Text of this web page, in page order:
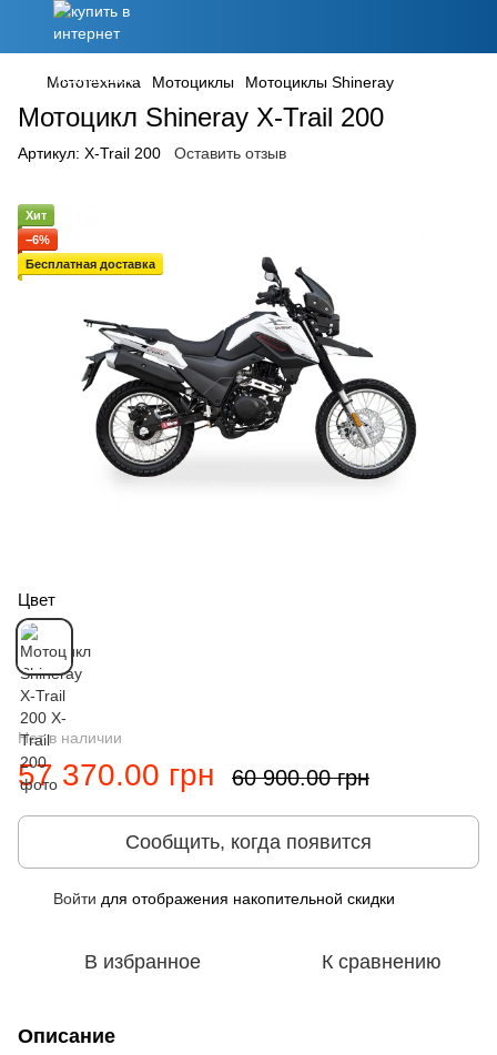
Мототехника Мотоциклы Мотоциклы Shineray
Мотоцикл Shineray X-Trail 200
Артикул: X-Trail 200 Оставить отзыв
Хит
−6%
Бесплатная доставка
Цвет
Нет в наличии
57 370.00 грн 60 900.00 грн
Сообщить, когда появится
Войти для отображения накопительной скидки
В избранное К сравнению
Описание